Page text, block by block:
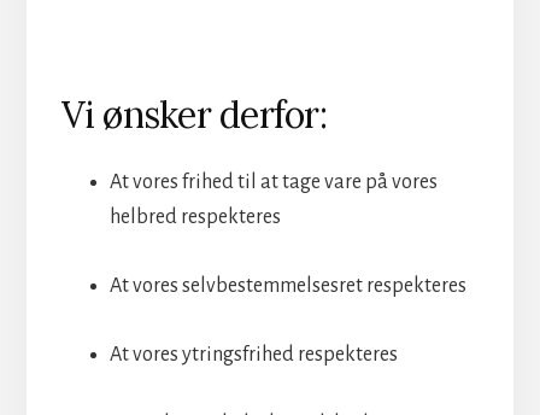
Vi ønsker derfor:
At vores frihed til at tage vare på vores
helbred respekteres
At vores selvbestemmelsesret respekteres
At vores ytringsfrihed respekteres